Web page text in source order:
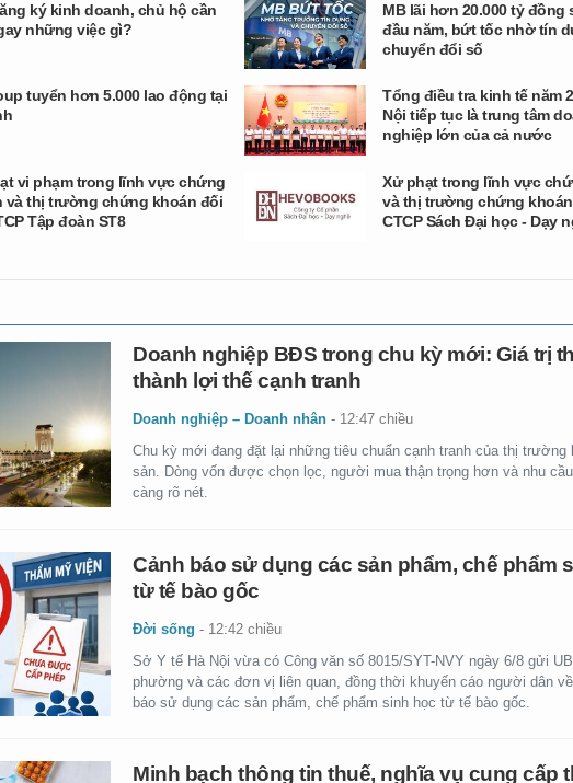
ký kinh doanh, chủ hộ cần
những việc gì?
MB lãi hơn 20.000 tỷ đồng
đầu năm, bứt tốc nhờ tín
chuyển đổi số
tuyển hơn 5.000 lao động tại
Tổng điều tra kinh tế năm
Nội tiếp tục là trung tâm
nghiệp lớn của cả nước
vi phạm trong lĩnh vực chứng
và thị trường chứng khoán đối
Tập đoàn ST8
Xử phạt trong lĩnh vực
và thị trường chứng
CTCP Sách Đại học - Dạy
Doanh nghiệp BĐS trong chu kỳ mới: Giá trị
thành lợi thế cạnh tranh
Doanh nghiệp – Doanh nhân - 12:47 chiều
Chu kỳ mới đang đặt lại những tiêu chuẩn cạnh tranh của thị trường
sản. Dòng vốn được chọn lọc, người mua thận trọng hơn và nhu
càng rõ nét.
Cảnh báo sử dụng các sản phẩm, chế phẩm
từ tế bào gốc
Đời sống - 12:42 chiều
Sở Y tế Hà Nội vừa có Công văn số 8015/SYT-NVY ngày 6/8 gửi
phường và các đơn vị liên quan, đồng thời khuyến cáo người dân
báo sử dụng các sản phẩm, chế phẩm sinh học từ tế bào gốc.
Minh bạch thông tin thuế, nghĩa vụ cung cấp